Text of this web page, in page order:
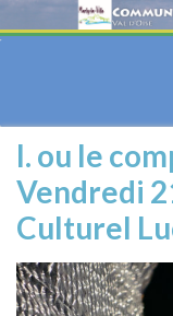
I. ou le
Vendredi
Culturel